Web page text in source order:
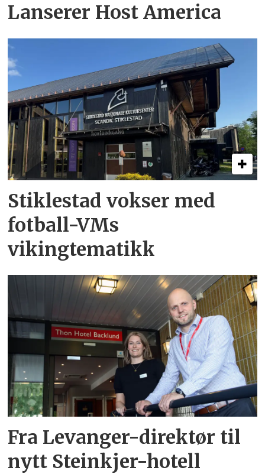
Lanserer Host America
Stiklestad vokser med
fotball-VMs
vikingtematikk
Fra Levanger-direktør til
nytt Steinkjer-hotell